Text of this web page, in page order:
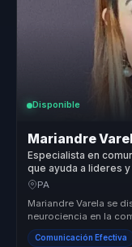
Disponible
Mariandre
Especialista en
que ayuda a lideres
cohesion, foco y
PA
Mariandre Varela se
neurociencia en la
resultados medibl...
Comunicación Efectiva